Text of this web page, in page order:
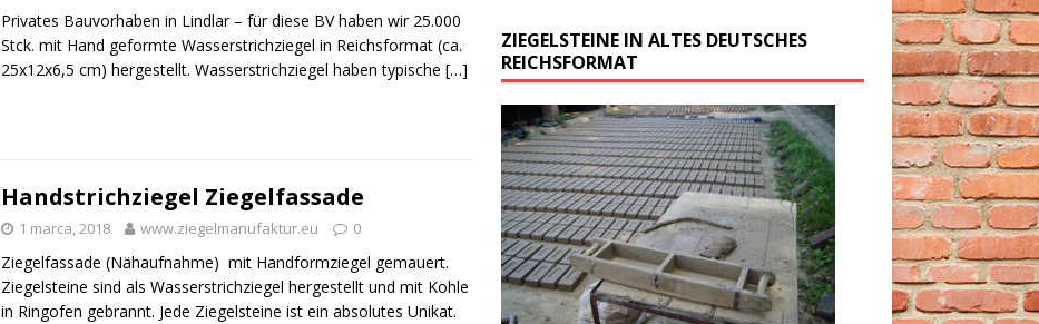
Privates Bauvorhaben in Lindlar – für diese BV haben wir 25.000
Stck. mit Hand geformte Wasserstrichziegel in Reichsformat (ca.
25x12x6,5 cm) hergestellt. Wasserstrichziegel haben typische […]
Handstrichziegel Ziegelfassade
1 marca, 2018 www.ziegelmanufaktur.eu 0
Ziegelfassade (Nähaufnahme) mit Handformziegel gemauert.
Ziegelsteine sind als Wasserstrichziegel hergestellt und mit Kohle
in Ringofen gebrannt. Jede Ziegelsteine ist ein absolutes Unikat.
ZIEGELSTEINE IN ALTES DEUTSCHES
REICHSFORMAT